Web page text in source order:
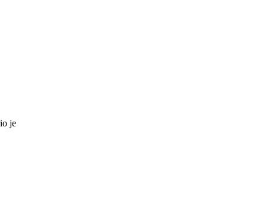
je